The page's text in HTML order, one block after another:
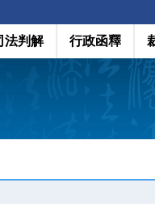
法判解 行政函釋